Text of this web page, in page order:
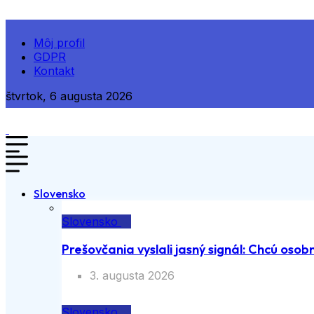
Môj profil
GDPR
Kontakt
štvrtok, 6 augusta 2026
Slovensko
Slovensko
Prešovčania vyslali jasný signál: Chcú
3. augusta 2026